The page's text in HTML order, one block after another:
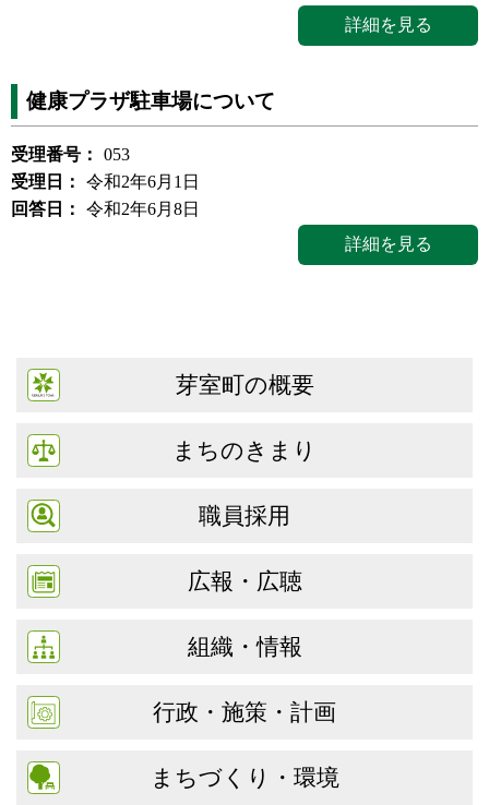
詳細を見る
健康プラザ駐車場について
受理番号：
053
受理日：
令和2年6月1日
回答日：
令和2年6月8日
詳細を見る
芽室町の概要
まちのきまり
職員採用
広報・広聴
組織・情報
行政・施策・計画
まちづくり・環境